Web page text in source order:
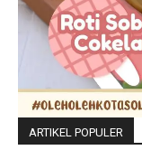
ARTIKEL POPULER